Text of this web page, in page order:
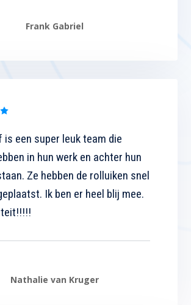
Frank Gabriel
is een super leuk team die
in hun werk en achter hun
Ze hebben de rolluiken snel
Ik ben er heel blij mee.
Nathalie van Kruger